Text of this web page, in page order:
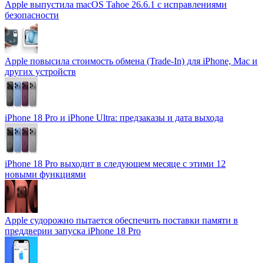
Apple выпустила macOS Tahoe 26.6.1 с исправлениями
безопасности
Apple повысила стоимость обмена (Trade-In) для iPhone, Mac и
других устройств
iPhone 18 Pro и iPhone Ultra: предзаказы и дата выхода
iPhone 18 Pro выходит в следующем месяце с этими 12
новыми функциями
Apple судорожно пытается обеспечить поставки памяти в
преддверии запуска iPhone 18 Pro